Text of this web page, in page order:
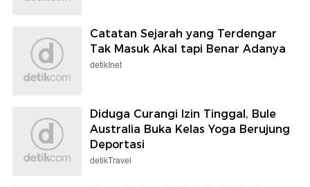
Catatan Sejarah yang Terdengar
Tak Masuk Akal tapi Benar Adanya
detikInet
Diduga Curangi Izin Tinggal, Bule
Australia Buka Kelas Yoga Berujung
Deportasi
detikTravel